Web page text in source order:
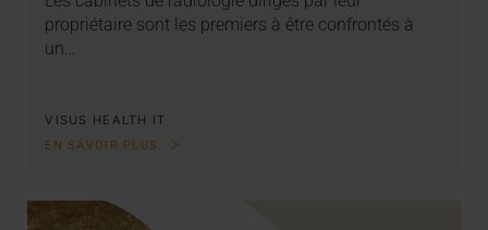
propriétaire sont les premiers à être confrontés à
un…
VISUS HEALTH IT
EN SAVOIR PLUS